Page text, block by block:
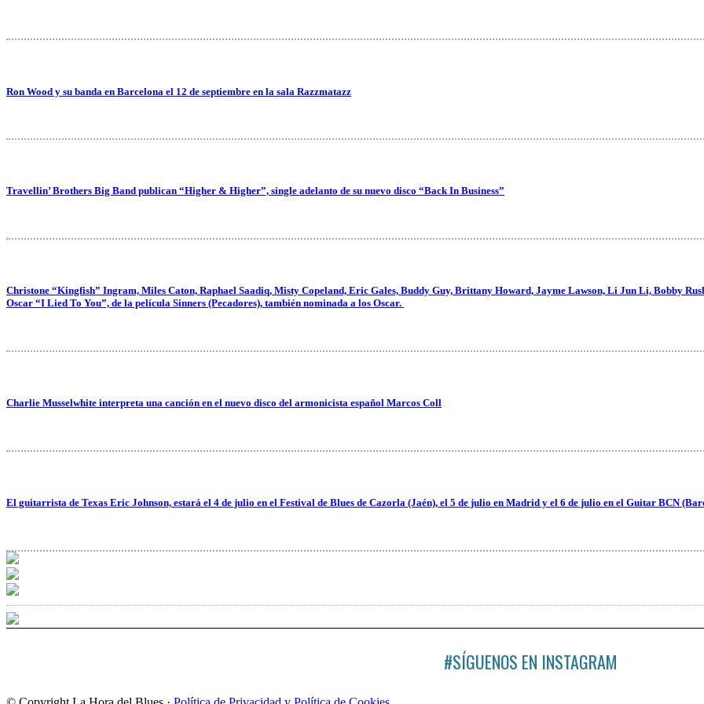
Ron Wood y su banda en Barcelona el 12 de septiembre en la sala Razzmatazz
Travellin’ Brothers Big Band publican “Higher & Higher”, single adelanto de su nuevo disco “Back In Business”
Christone “Kingfish” Ingram, Miles Caton, Raphael Saadiq, Misty Copeland, Eric Gales, Buddy Guy, Brittany Howard, Jayme Lawson, Li Jun Li, Bobby
Oscar “I Lied To You”, de la película Sinners (Pecadores), también nominada a los Oscar.
Charlie Musselwhite interpreta una canción en el nuevo disco del armonicista español Marcos Coll
El guitarrista de Texas Eric Johnson, estará el 4 de julio en el Festival de Blues de Cazorla (Jaén), el 5 de julio en Madrid y el 6 de julio en el Guitar BCN
#SÍGUENOS EN INSTAGRAM